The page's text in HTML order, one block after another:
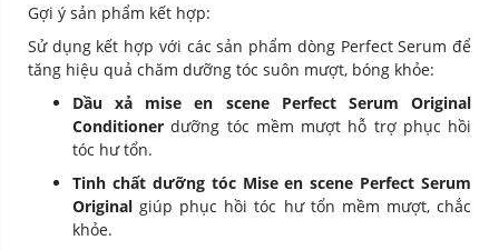
Gợi ý sản phẩm kết hợp:
Sử dụng kết hợp với các sản phẩm dòng Perfect Serum để
tăng hiệu quả chăm dưỡng tóc suôn mượt, bóng khỏe:
Dầu xả mise en scene Perfect Serum Original
Conditioner dưỡng tóc mềm mượt hỗ trợ phục hồi
tóc hư tổn.
Tinh chất dưỡng tóc Mise en scene Perfect Serum
Original giúp phục hồi tóc hư tổn mềm mượt, chắc
khỏe.